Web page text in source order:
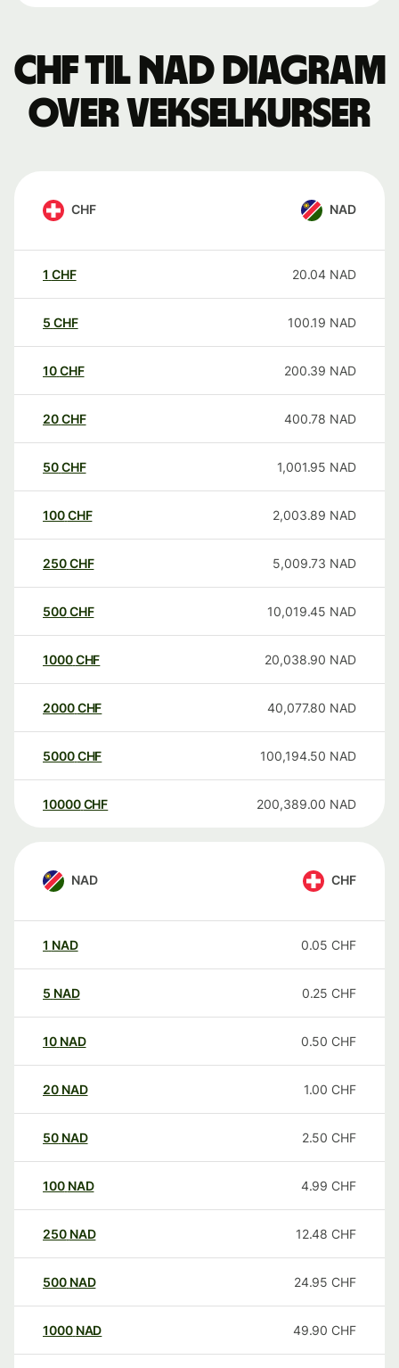
CHF til NAD Diagram
over vekselkurser
CHF NAD
1 CHF 20.04 NAD
5 CHF 100.19 NAD
10CHF 200.39 NAD
20CHF 400.78 NAD
50CHF 1,001.95 NAD
100CHF 2,003.89 NAD
250CHF 5,009.73 NAD
500CHF 10,019.45 NAD
1000CHF 20,038.90 NAD
2000CHF 40,077.80 NAD
5000CHF 100,194.50 NAD
10000 CHF 200,389.00 NAD
NAD CHF
1 NAD 0.05 CHF
5 NAD 0.25 CHF
10 NAD 0.50 CHF
20 NAD 1.00 CHF
50 NAD 2.50 CHF
100 NAD 4.99 CHF
250 NAD 12.48 CHF
500 NAD 24.95 CHF
1000 NAD 49.90 CHF